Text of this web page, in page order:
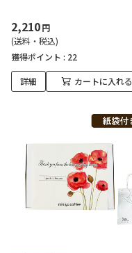
2,210円
(送料・税込)
獲得ポイント : 22
詳細 カートに入れる